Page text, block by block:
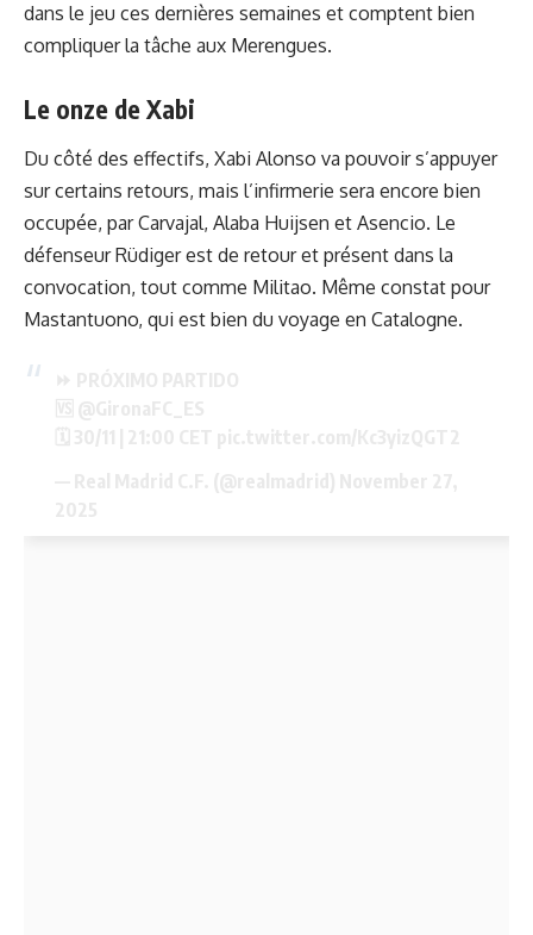
dans le jeu ces dernières semaines et comptent bien
compliquer la tâche aux Merengues.
Le onze de Xabi
Du côté des effectifs, Xabi Alonso va pouvoir s’appuyer
sur certains retours, mais l’infirmerie sera encore bien
occupée, par Carvajal, Alaba Huijsen et Asencio. Le
défenseur Rüdiger est de retour et présent dans la
convocation, tout comme Militao. Même constat pour
Mastantuono, qui est bien du voyage en Catalogne.